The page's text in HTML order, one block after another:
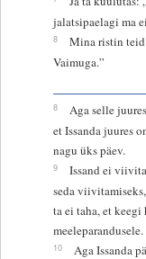
jalatsipaelagi ma
8
Mina ristin teid
Vaimuga.”
8
Aga selle
et Issanda juures
nagu üks päev.
9
Issand ei
seda
ta ei taha, et
meeleparandusele.
10
Aga Issanda